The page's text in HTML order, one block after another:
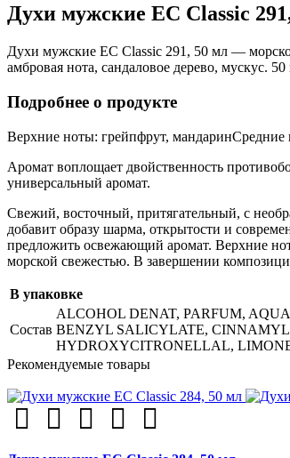
Духи мужские EC Classic
Духи мужские EC Classic 291, 50 мл —
амбровая нота, сандаловое дерево, мускус.
Подробнее о продукте
Верхние ноты: грейпфрут, мандаринСредние
Аромат воплощает двойственность
универсальный аромат.
Свежий, восточный, притягательный, с
добавит образу шарма, открытости и
предложить освежающий аромат. Верхние
морской свежестью. В завершении
В упаковке
Состав
ALCOHOL DENAT, PARFUM,
BENZYL SALICYLATE,
HYDROXYCITRONELLAL,
Рекомендуемые товары